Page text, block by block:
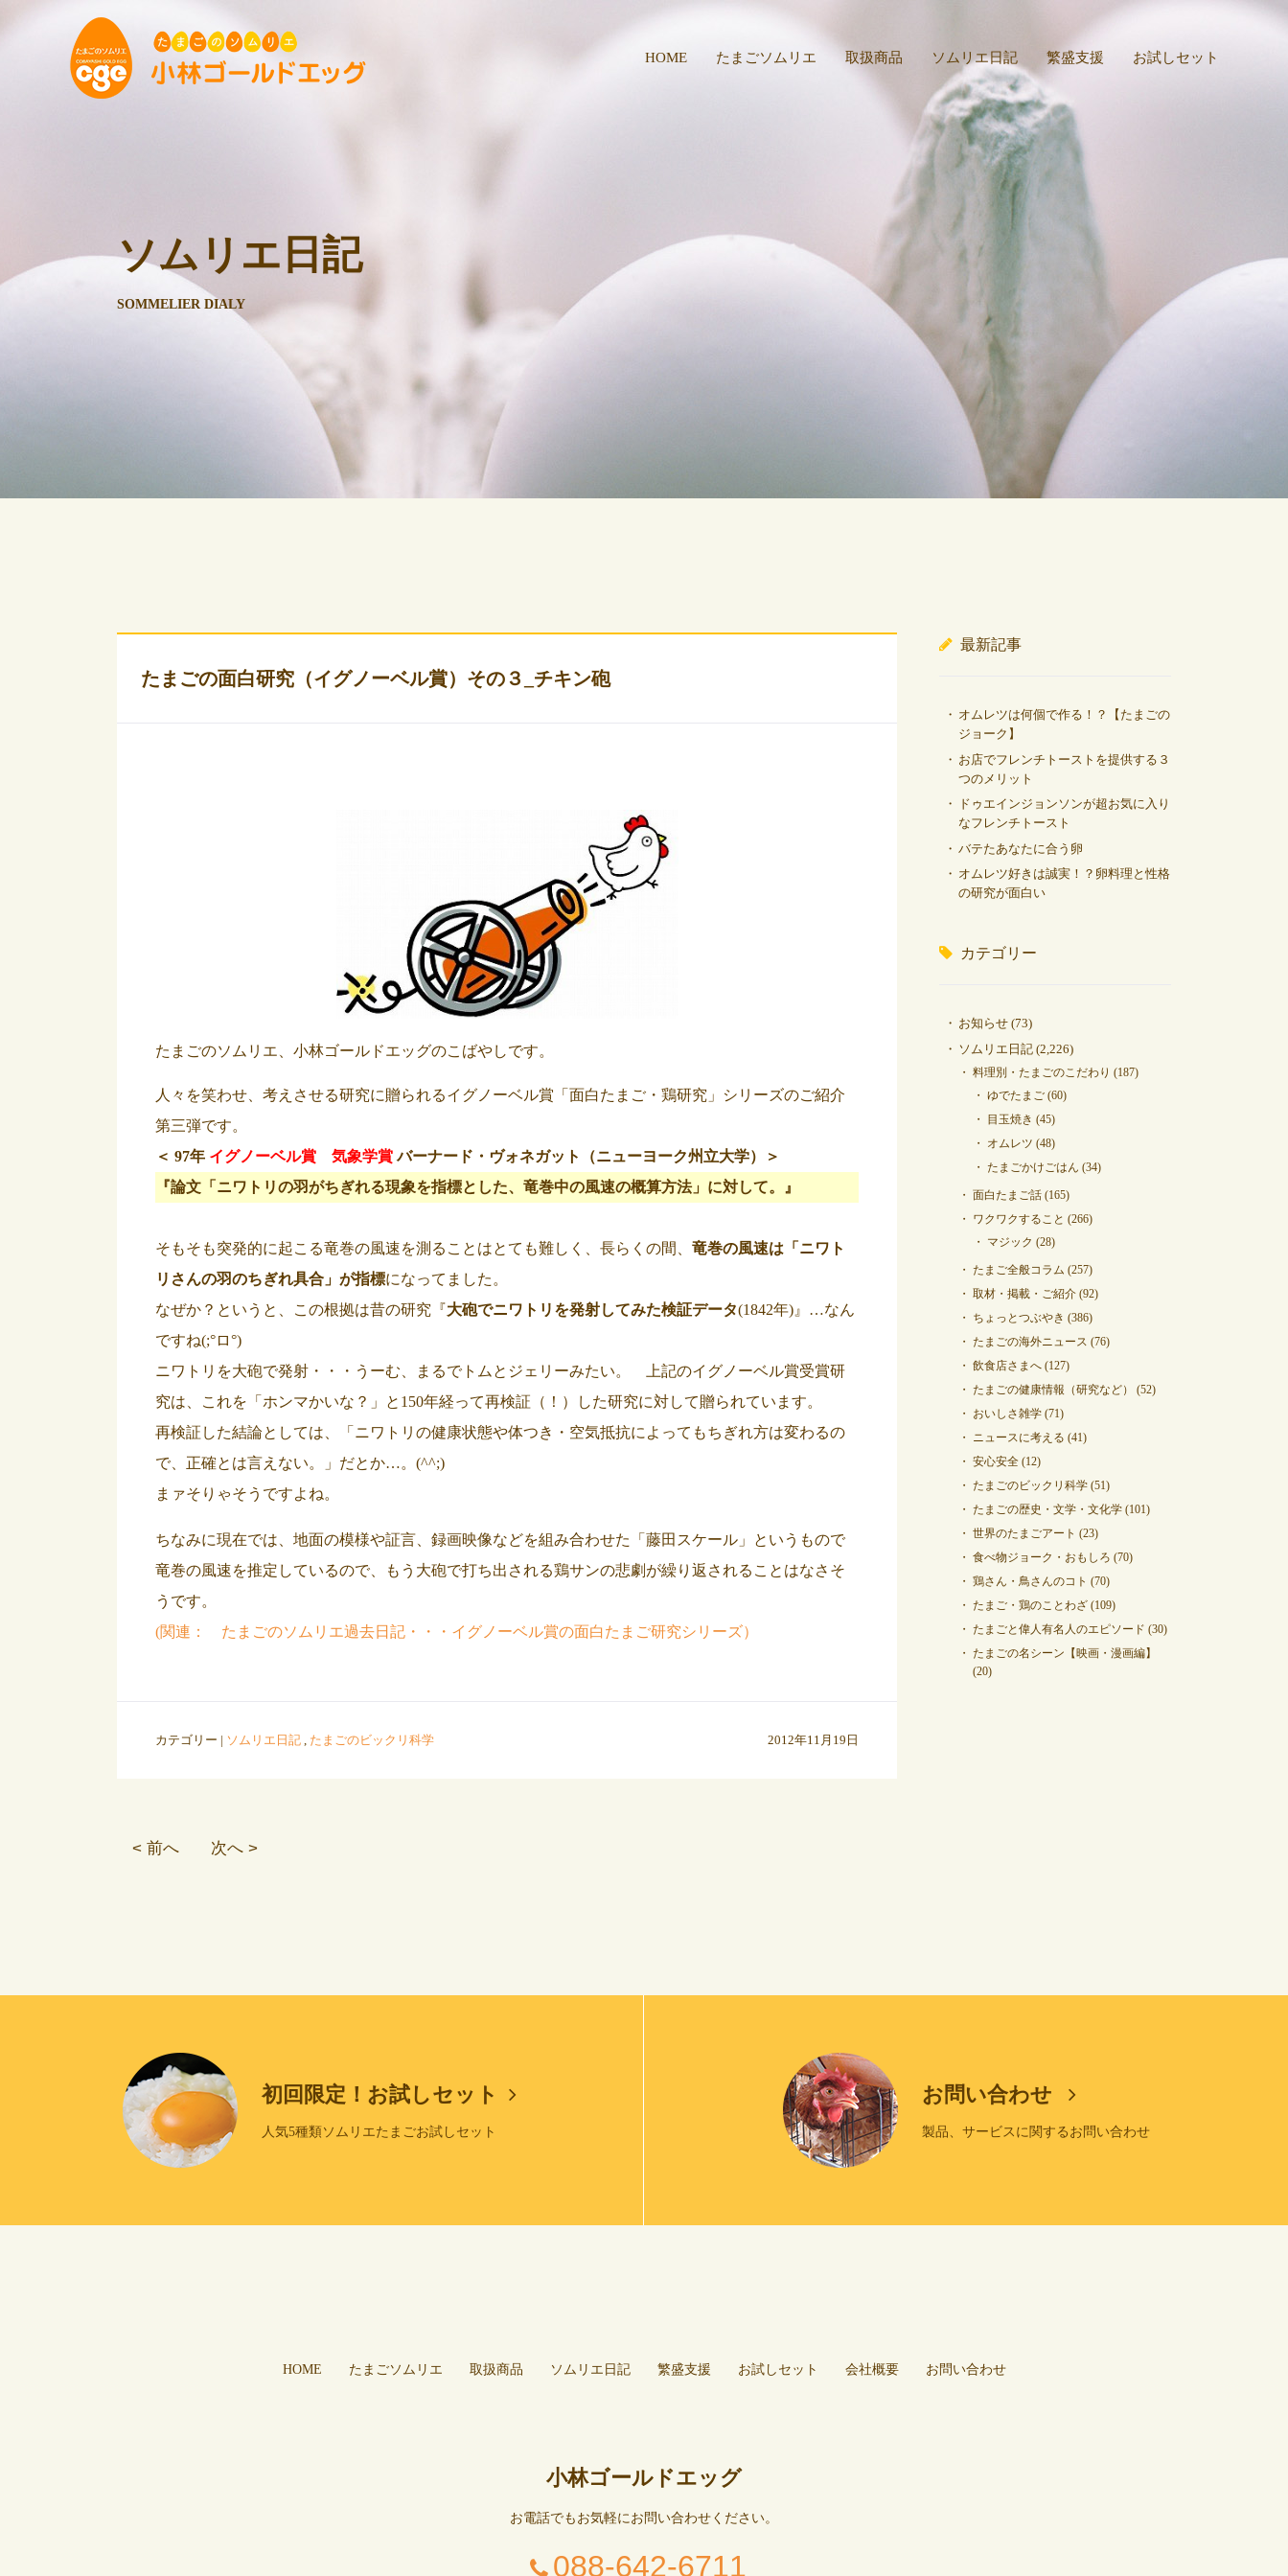
HOME たまごソムリエ 取扱商品 ソムリエ日記 繁盛支援 お試しセット
ソムリエ日記
SOMMELIER DIALY
たまごの面白研究（イグノーベル賞）その３_チキン砲
たまごのソムリエ、小林ゴールドエッグのこばやしです。
人々を笑わせ、考えさせる研究に贈られるイグノーベル賞「面白たまご・鶏研究」シリーズのご紹介
第三弾です。
＜ 97年 イグノーベル賞 気象学賞バーナード・ヴォネガット（ニューヨーク州立大学）＞
『論文「ニワトリの羽がちぎれる現象を指標とした、竜巻中の風速の概算方法」に対して。』
そもそも突発的に起こる竜巻の風速を測ることはとても難しく、長らくの間、 竜巻の風速は「 ニワト
リさんの羽のちぎれ具合 」が指標になってました。
なぜか？というと、この根拠は昔の研究『大砲でニワトリを発射してみた検証データ(1842年)』…なん
ですね(;°ロ°)
ニワトリを大砲で発射・・・うーむ、まるでトムとジェリーみたい。 上記のイグノーベル賞受賞研
究は、これを「ホンマかいな？」と150年経って再検証（！）した研究に対して贈られています。
再検証した結論としては、「ニワトリの健康状態や体つき・空気抵抗によってもちぎれ方は変わるの
で、正確とは言えない。」だとか…。(^^;)
まァそりゃそうですよね。
ちなみに現在では、地面の模様や証言、録画映像などを組み合わせた「藤田スケール」というもので
竜巻の風速を推定しているので、もう大砲で打ち出される鶏サンの悲劇が繰り返されることはなさそ
うです。
(関連： たまごのソムリエ過去日記・・・イグノーベル賞の面白たまご研究シリーズ）
カテゴリー | ソムリエ日記 たまごのビックリ科学 2012年11月19日
< 前へ 次へ >
最新記事
オムレツは何個で作る！？【たまごの
ジョーク】
お店でフレンチトーストを提供する３
つのメリット
ドゥエインジョンソンが超お気に入り
なフレンチトースト
バテたあなたに合う卵
オムレツ好きは誠実！？卵料理と性格
の研究が面白い
カテゴリー
お知らせ (73)
ソムリエ日記 (2,226)
料理別・たまごのこだわり (187)
ゆでたまご (60)
目玉焼き (45)
オムレツ (48)
たまごかけごはん (34)
面白たまご話 (165)
ワクワクすること (266)
マジック (28)
たまご全般コラム (257)
取材・掲載・ご紹介 (92)
ちょっとつぶやき (386)
たまごの海外ニュース (76)
飲食店さまへ (127)
たまごの健康情報（研究など）
(52)
おいしさ雑学 (71)
ニュースに考える (41)
安心安全 (12)
たまごのビックリ科学 (51)
たまごの歴史・文学・文化学 (101)
世界のたまごアート (23)
食べ物ジョーク・おもしろ (70)
鶏さん・鳥さんのコト (70)
たまご・鶏のことわざ (109)
たまごと偉人有名人のエピソード (30)
たまごの名シーン【映画・漫画編】
(20)
初回限定！お試しセット
人気5種類ソムリエたまごお試しセット
お問い合わせ
製品、サービスに関するお問い合わせ
HOME たまごソムリエ 取扱商品 ソムリエ日記 繁盛支援 お試しセット 会社概要 お問い合わせ
小林ゴールドエッグ
お電話でもお気軽にお問い合わせください。
088-642-6711